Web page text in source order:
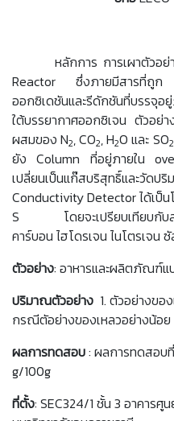
หลักการ การเผาตัวอย่าง
Reactor ซึ่งภายมีสารที่ถูก
ออกซิเดชันและรีดักชันที่บรรจุ
ใต้บรรยากาศออกซิเจน ตัวอย่
ผสมของ N2, CO2, H2O และ SO2
ยัง Column ที่อยู่ภายใน
เปลี่ยนเป็นแก๊สบริสุทธิ์และวัด
Conductivity Detector ได้เป็
S โดยจะเปรียบเทียบกับสา
คาร์บอน ไฮโดรเจน ไนโตรเจน
ตัวอย่าง: อาหารและผลิตภัณฑ์แ
ปริมาณตัวอย่าง 1. ตัวอย่างขอ
กรณีตัอย่างของเหลวอย่างน้อย
ผลการทดสอบ: ผลการทดสอบที่
g/100g
ที่ตั้ง: SEC324/1 ชั้น 3 อาคารศู